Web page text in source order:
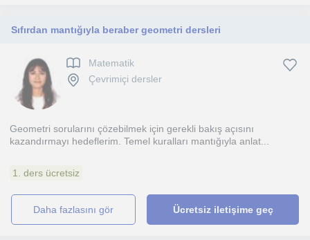
Sıfırdan mantığıyla beraber geometri dersleri
Matematik
Çevrimiçi dersler
Geometri sorularını çözebilmek için gerekli bakış açısını
kazandırmayı hedeflerim. Temel kuralları mantığıyla anlat...
1. ders ücretsiz
daha fazlasını gör Ücretsiz iletişime geç